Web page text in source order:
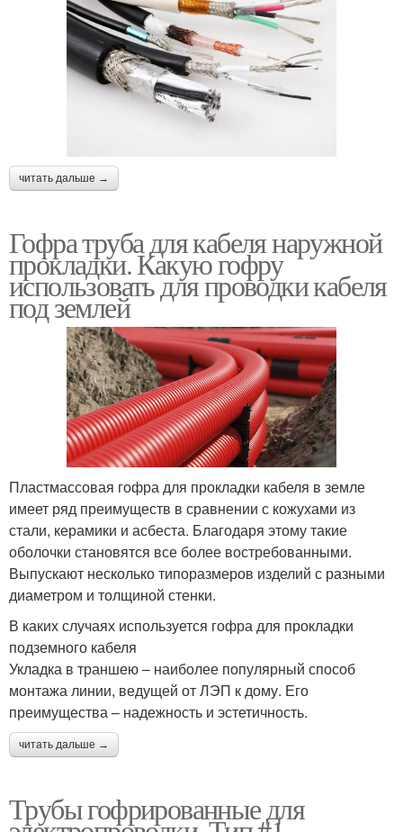
читать дальше →
Гофра труба для кабеля наружной
прокладки. Какую гофру
использовать для проводки кабеля
под землей
Пластмассовая гофра для прокладки кабеля в земле
имеет ряд преимуществ в сравнении с кожухами из
стали, керамики и асбеста. Благодаря этому такие
оболочки становятся все более востребованными.
Выпускают несколько типоразмеров изделий с разными
диаметром и толщиной стенки.
В каких случаях используется гофра для прокладки
подземного кабеля
Укладка в траншею – наиболее популярный способ
монтажа линии, ведущей от ЛЭП к дому. Его
преимущества – надежность и эстетичность.
читать дальше →
Трубы гофрированные для